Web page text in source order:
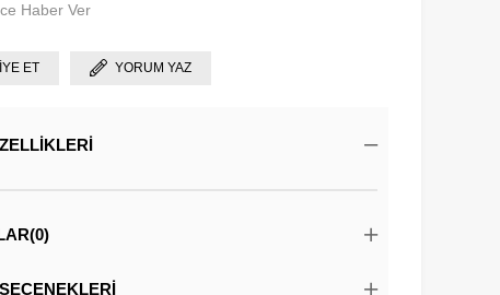
Haber Ver
ET YORUM YAZ
(0)